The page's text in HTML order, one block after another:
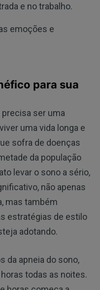
e no trabalho.
emoções e
para sua
precisa ser uma
uma vida longa e
sofra de doenças
da população
levar o sono a sério,
não apenas
mas também
estratégias de estilo
adotando.
da apneia do sono,
todas as noites.